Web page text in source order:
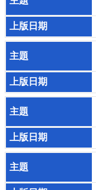
護
管
理
手
冊
訴
願
事
件
處
理
網